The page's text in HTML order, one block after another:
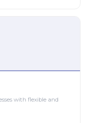
with flexible and